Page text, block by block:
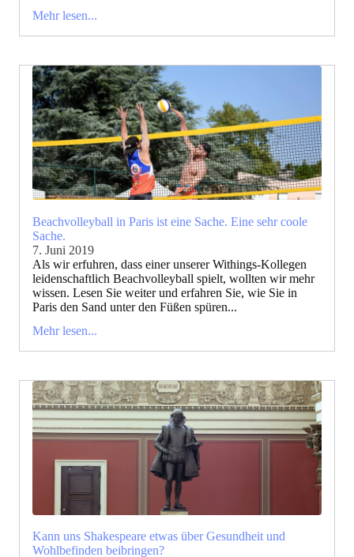
Mehr lesen...
Beachvolleyball in Paris ist eine Sache. Eine sehr coole
Sache.
7. Juni 2019
Als wir erfuhren, dass einer unserer Withings-Kollegen
leidenschaftlich Beachvolleyball spielt, wollten wir mehr
wissen. Lesen Sie weiter und erfahren Sie, wie Sie in
Paris den Sand unter den Füßen spüren...
Mehr lesen...
Kann uns Shakespeare etwas über Gesundheit und
Wohlbefinden beibringen?